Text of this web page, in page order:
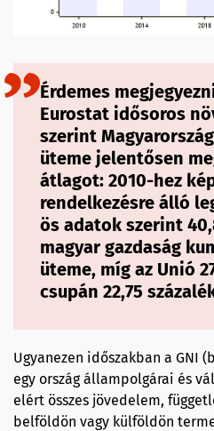
Érdemes
Eurostat idősoros
szerint
üteme jelentősen
átlagot: 2010-hez
rendelkezésre álló
ös adatok szerint
magyar gazdaság
üteme, míg az Unió
csupán 22,75
Ugyanezen időszakban a GNI
egy ország állampolgárai és
elért összes jövedelem,
belföldön vagy külföldön